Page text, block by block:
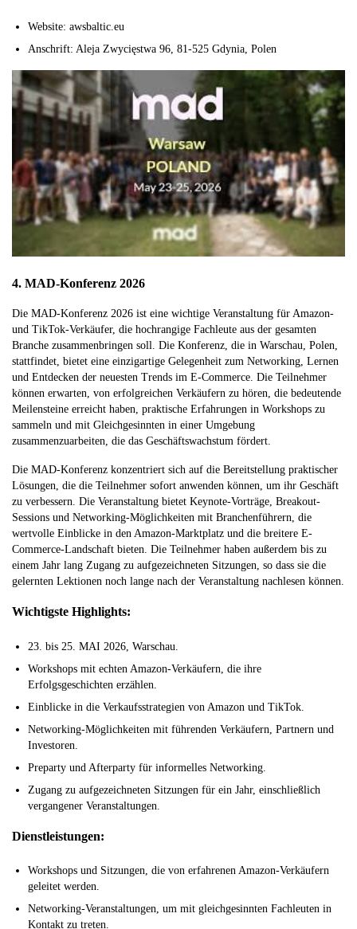
Website: awsbaltic.eu
Anschrift: Aleja Zwycięstwa 96, 81-525 Gdynia, Polen
4. MAD-Konferenz 2026
Die MAD-Konferenz 2026 ist eine wichtige Veranstaltung für Amazon-
und TikTok-Verkäufer, die hochrangige Fachleute aus der gesamten
Branche zusammenbringen soll. Die Konferenz, die in Warschau, Polen,
stattfindet, bietet eine einzigartige Gelegenheit zum Networking, Lernen
und Entdecken der neuesten Trends im E-Commerce. Die Teilnehmer
können erwarten, von erfolgreichen Verkäufern zu hören, die bedeutende
Meilensteine erreicht haben, praktische Erfahrungen in Workshops zu
sammeln und mit Gleichgesinnten in einer Umgebung
zusammenzuarbeiten, die das Geschäftswachstum fördert.
Die MAD-Konferenz konzentriert sich auf die Bereitstellung praktischer
Lösungen, die die Teilnehmer sofort anwenden können, um ihr Geschäft
zu verbessern. Die Veranstaltung bietet Keynote-Vorträge, Breakout-
Sessions und Networking-Möglichkeiten mit Branchenführern, die
wertvolle Einblicke in den Amazon-Marktplatz und die breitere E-
Commerce-Landschaft bieten. Die Teilnehmer haben außerdem bis zu
einem Jahr lang Zugang zu aufgezeichneten Sitzungen, so dass sie die
gelernten Lektionen noch lange nach der Veranstaltung nachlesen können.
Wichtigste Highlights:
23. bis 25. MAI 2026, Warschau.
Workshops mit echten Amazon-Verkäufern, die ihre
Erfolgsgeschichten erzählen.
Einblicke in die Verkaufsstrategien von Amazon und TikTok.
Networking-Möglichkeiten mit führenden Verkäufern, Partnern und
Investoren.
Preparty und Afterparty für informelles Networking.
Zugang zu aufgezeichneten Sitzungen für ein Jahr, einschließlich
vergangener Veranstaltungen.
Dienstleistungen:
Workshops und Sitzungen, die von erfahrenen Amazon-Verkäufern
geleitet werden.
Networking-Veranstaltungen, um mit gleichgesinnten Fachleuten in
Kontakt zu treten.